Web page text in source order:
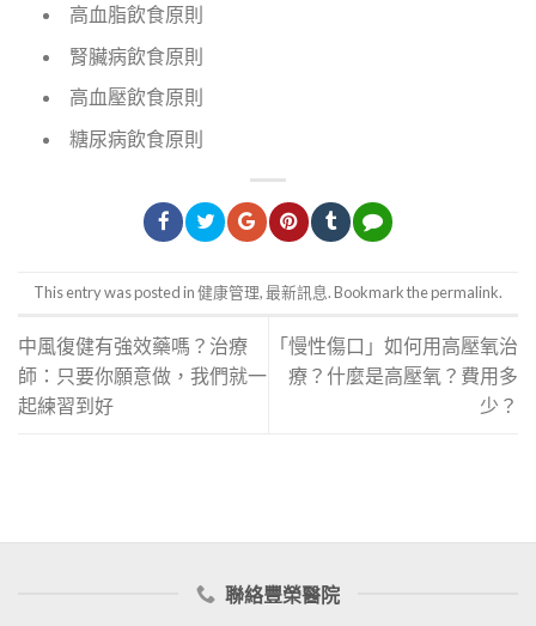
高血脂飲食原則
腎臟病飲食原則
高血壓飲食原則
糖尿病飲食原則
This entry was posted in健康管理,最新訊息. Bookmark thepermalink.
中風復健有強效藥嗎？治療
師：只要你願意做，我們就一
起練習到好
「慢性傷口」如何用高壓氧治
療？什麼是高壓氧？費用多
少？
聯絡豐榮醫院